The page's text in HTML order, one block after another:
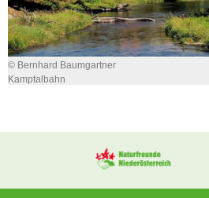
© Bernhard Baumgartner
Kamptalbahn